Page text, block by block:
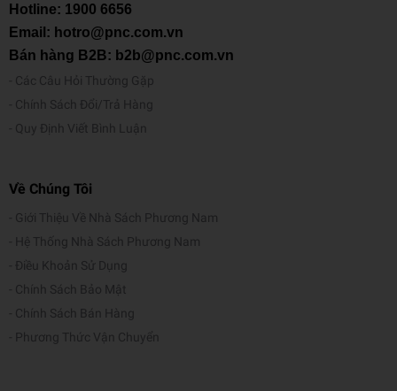
Hotline: 1900 6656
Email: hotro@pnc.com.vn
Bán hàng B2B: b2b@pnc.com.vn
Các Câu Hỏi Thường Gặp
Chính Sách Đổi/Trả Hàng
Quy Định Viết Bình Luận
Về Chúng Tôi
Giới Thiệu Về Nhà Sách Phương Nam
Hệ Thống Nhà Sách Phương Nam
Điều Khoản Sử Dụng
Chính Sách Bảo Mật
Chính Sách Bán Hàng
Phương Thức Vận Chuyển